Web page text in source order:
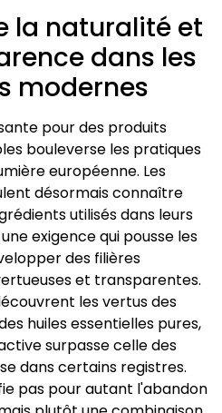
la naturalité et
dans les
modernes
pour des produits
bouleverse les pratiques
européenne. Les
désormais connaître
utilisés dans leurs
exigence qui pousse les
des filières
et transparentes.
les vertus des
huiles essentielles pures,
surpasse celle des
dans certains registres.
pas pour autant l'abandon